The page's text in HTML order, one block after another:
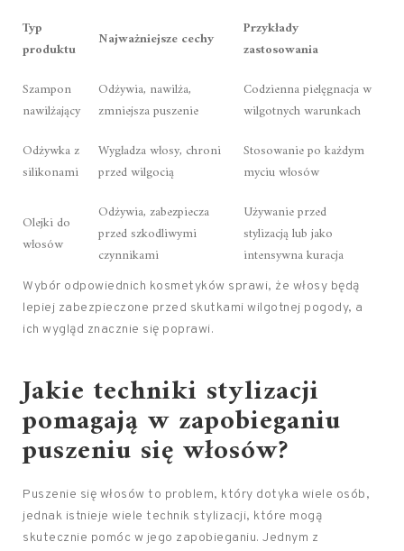
Typ
produktu
Najważniejsze cechy
Przykłady
zastosowania
Szampon
nawilżający
Odżywia, nawilża,
zmniejsza puszenie
Codzienna pielęgnacja w
wilgotnych warunkach
Odżywka z
silikonami
Wygładza włosy, chroni
przed wilgocią
Stosowanie po każdym
myciu włosów
Olejki do
włosów
Odżywia, zabezpiecza
przed szkodliwymi
czynnikami
Używanie przed
stylizacją lub jako
intensywna kuracja
Wybór odpowiednich kosmetyków sprawi, że włosy będą
lepiej zabezpieczone przed skutkami wilgotnej pogody, a
ich wygląd znacznie się poprawi.
Jakie techniki stylizacji
pomagają w zapobieganiu
puszeniu się włosów?
Puszenie się włosów to problem, który dotyka wiele osób,
jednak istnieje wiele technik stylizacji, które mogą
skutecznie pomóc w jego zapobieganiu. Jednym z